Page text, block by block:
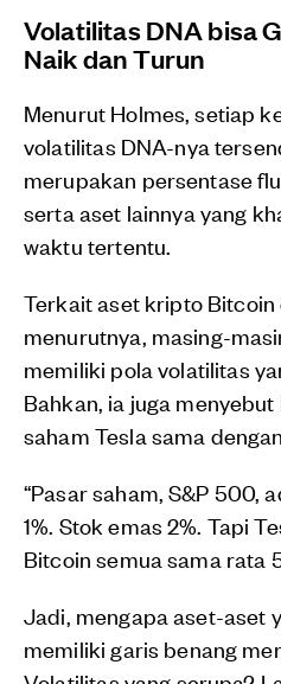
Volatilitas DNAbisa
Naik dan Turun
Menurut Holmes, setiap
volatilitas DNA-nya
merupakan persentase
serta aset lainnya yang
waktu tertentu.
Terkait aset kripto
menurutnya, masing-
memiliki pola volatilitas
Bahkan, ia juga
saham Tesla sama
“Pasar saham, S&P 500,
1%. Stok emas 2%. Tapi
Bitcoin semua sama rata
Jadi, mengapa aset-aset
memiliki garis benang